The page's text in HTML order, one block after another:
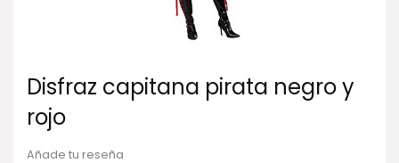
Disfraz capitana pirata negro y
rojo
Añade tu reseña